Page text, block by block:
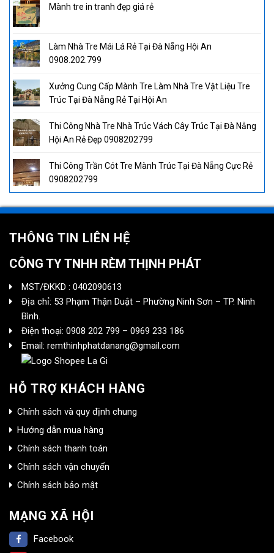
Mành tre in tranh đẹp giá rẻ
Làm Nhà Tre Mái Lá Rẻ Tại Đà Nẵng Hội An
0908.202.799
Xưởng Cung Cấp Mành Tre Làm Nhà Tre Vật Liệu Tre
Trúc Tại Đà Nẵng Rẻ Tại Hội An
Thi Công Nhà Tre Nhà Trúc Vách Cây Trúc Tại Đà Nẵng
Hội An Rẻ Đẹp 0908202799
Thi Công Trần Cót Tre Mành Trúc Tại Đà Nẵng Cực Rẻ
0908202799
THÔNG TIN LIÊN HỆ
CÔNG TY TNHH RÈM THỊNH PHÁT
MST/ĐKKD : 0402090613
Địa chỉ: 53 Phạm Thận Duật – Phường Ninh Sơn – TP. Ninh
Bình.
Điện thoại: 0908 202 799 – 0969 233 186
Email: remthinhphatdanang@gmail.com
HỖ TRỢ KHÁCH HÀNG
Chính sách và quy định chung
Hướng dẫn mua hàng
Chính sách thanh toán
Chính sách vận chuyển
Chính sách bảo mật
MẠNG XÃ HỘI
Facebook